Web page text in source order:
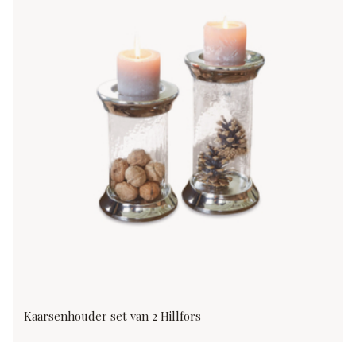
Kaarsenhouder set van 2 Hillfors